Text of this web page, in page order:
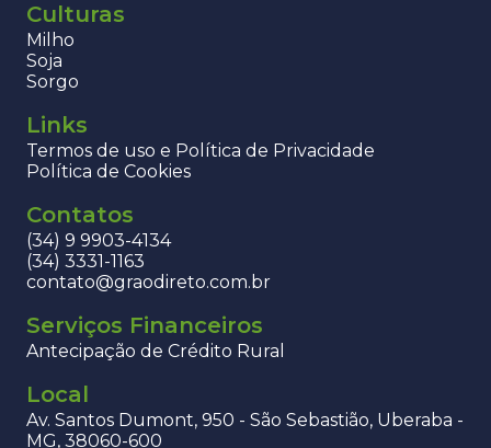
Culturas
Milho
Soja
Sorgo
Links
Termos de uso e Política de Privacidade
Política de Cookies
Contatos
(34) 9 9903-4134
(34) 3331-1163
contato@graodireto.com.br
Serviços Financeiros
Antecipação de Crédito Rural
Local
Av. Santos Dumont, 950 - São Sebastião, Uberaba -
MG, 38060-600